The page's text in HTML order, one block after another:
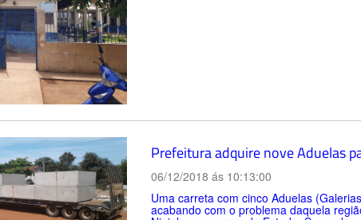
Prefeitura adquire nove Aduelas
06/12/2018 ás 10:13:00
Uma carreta com cinco Aduelas
acabando com o problema daquela